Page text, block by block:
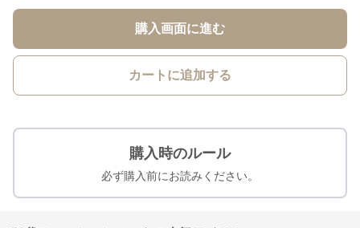
購入画面に進む
カートに追加する
購入時のルール
必ず購入前にお読みください。